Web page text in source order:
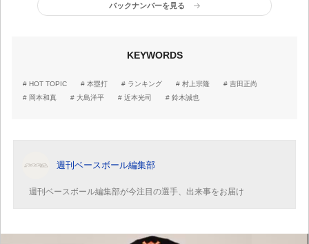
バックナンバーを見る
KEYWORDS
HOT TOPIC 本塁打 ランキング 村上宗隆
吉田正尚
岡本和真
大島洋平 近本光司 鈴木誠也
週刊ベースボール編集部
週刊ベースボール編集部が今注目の選手、出来事をお届け